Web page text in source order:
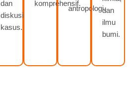
dan
diskusi
kasus.
komprehensif.
antropologi.dan
ilmu
bumi.